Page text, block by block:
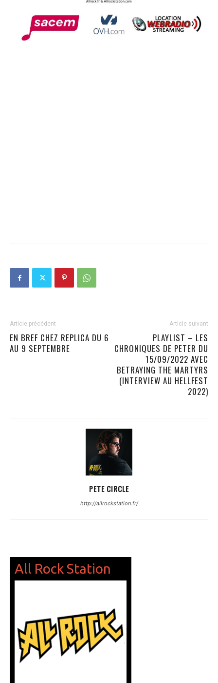
Article précédent
EN BREF CHEZ REPLICA DU 6
AU 9 SEPTEMBRE
Article suivant
PLAYLIST – LES
CHRONIQUES DE PETER DU
15/09/2022 AVEC
BETRAYING THE MARTYRS
(INTERVIEW AU HELLFEST
2022)
PETE CIRCLE
http://allrockstation.fr/